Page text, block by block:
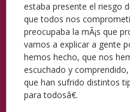
estaba presente el riesgo
que todos nos
preocupaba la mÃ¡s que
vamos a explicar a gente
hemos hecho, que nos
escuchado y
que han sufrido distintos
para todosâ€.